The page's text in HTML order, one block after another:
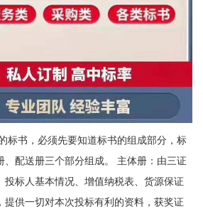
标书，必须先要知道标书的组成部分，标
、配送册三个部分组成。 主体册：由三证
投标人基本情况、增值纳税表、货源保证
提供一切对本次投标有利的资料，获奖证